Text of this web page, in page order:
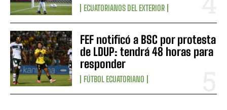
ECUATORIANOS DEL EXTERIOR
FEF notificó a BSC por protesta
de LDUP: tendrá 48 horas para
responder
FÚTBOL ECUATORIANO